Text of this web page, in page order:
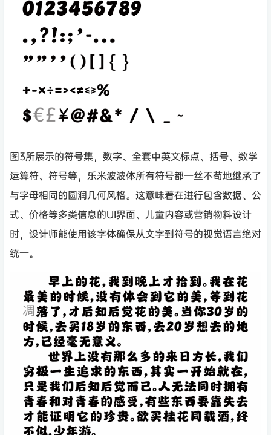
图3所展示的符号集，数字、全套中英文标点、括号、数学
运算符、符号等，乐米波波体所有符号都一丝不苟地继承了
与字母相同的圆润几何风格。这意味着在进行包含数据、公
式、价格等多类信息的UI界面、儿童内容或营销物料设计
时，设计师能使用该字体确保从文字到符号的视觉语言绝对
统一。